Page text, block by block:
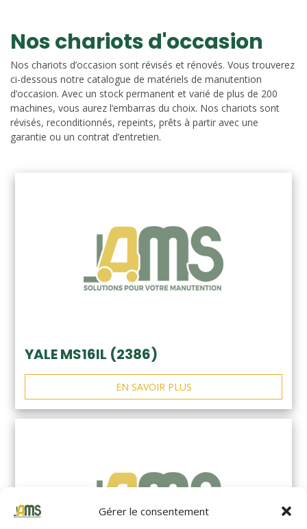
Gérer le consentement
Nos chariots d'occasion
Nos chariots d’occasion sont révisés et rénovés. Vous trouverez
ci-dessous notre catalogue de matériels de manutention
d’occasion. Avec un stock permanent et varié de plus de 200
machines, vous aurez l’embarras du choix. Nos chariots sont
révisés, reconditionnés, repeints, prêts à partir avec une
garantie ou un contrat d’entretien.
YALE MS16IL (2386)
EN SAVOIR PLUS